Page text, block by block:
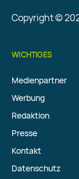
Copyright ©
WICHTIGES
Medienpartner
Werbung
Redaktion
Presse
Kontakt
Datenschutz